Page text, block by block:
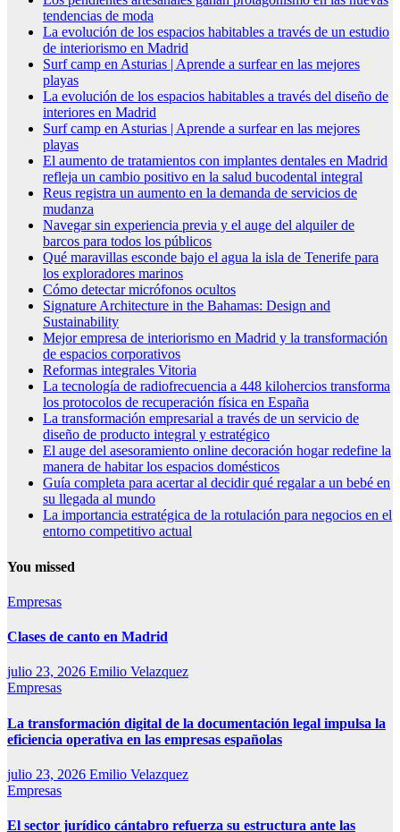
tendencias de moda
La evolución de los espacios habitables a través de un estudio
de interiorismo en Madrid
Surf camp en Asturias | Aprende a surfear en las mejores
playas
La evolución de los espacios habitables a través del diseño de
interiores en Madrid
Surf camp en Asturias | Aprende a surfear en las mejores
playas
El aumento de tratamientos con implantes dentales en Madrid
refleja un cambio positivo en la salud bucodental integral
Reus registra un aumento en la demanda de servicios de
mudanza
Navegar sin experiencia previa y el auge del alquiler de
barcos para todos los públicos
Qué maravillas esconde bajo el agua la isla de Tenerife para
los exploradores marinos
Cómo detectar micrófonos ocultos
Signature Architecture in the Bahamas: Design and
Sustainability
Mejor empresa de interiorismo en Madrid y la transformación
de espacios corporativos
Reformas integrales Vitoria
La tecnología de radiofrecuencia a 448 kilohercios transforma
los protocolos de recuperación física en España
La transformación empresarial a través de un servicio de
diseño de producto integral y estratégico
El auge del asesoramiento online decoración hogar redefine la
manera de habitar los espacios domésticos
Guía completa para acertar al decidir qué regalar a un bebé en
su llegada al mundo
La importancia estratégica de la rotulación para negocios en el
entorno competitivo actual
You missed
Empresas
Clases de canto en Madrid
julio 23, 2026 Emilio Velazquez
Empresas
La transformación digital de la documentación legal impulsa la
eficiencia operativa en las empresas españolas
julio 23, 2026 Emilio Velazquez
Empresas
El sector jurídico cántabro refuerza su estructura ante las